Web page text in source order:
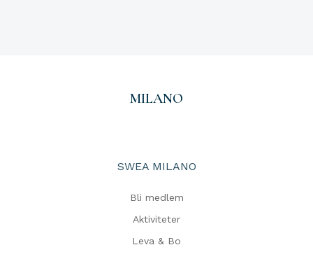
MILANO
SWEA MILANO
Bli medlem
Aktiviteter
Leva & Bo